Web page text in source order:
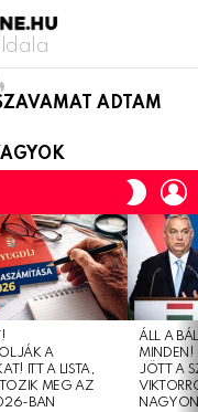
ADTAM
SKIN
A
ITT A LISTA,
MEG AZ
BAN
ÁLL A
MINDEN!
JÖTT A